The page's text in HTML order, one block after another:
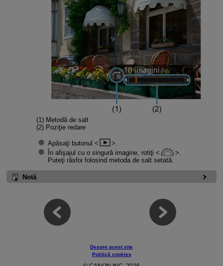
(1) Metodă de salt
(2) Poziţie redare
Apăsaţi butonul
În afişajul cu o singură imagine, rotiţi
Puteţi răsfoi folosind metoda de salt setată.
Notă
Despre acest site
Politică cookies